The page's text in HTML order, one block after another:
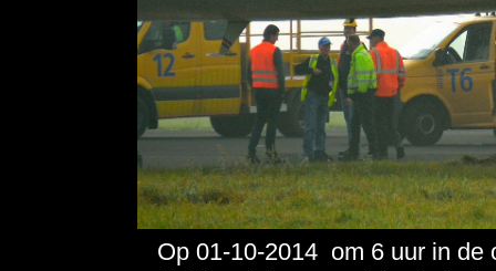
Op 01-10-2014 om 6 uur in de